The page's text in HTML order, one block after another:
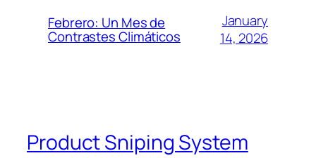
Febrero: Un Mes de
Contrastes Climáticos
January
14, 2026
Product Sniping System